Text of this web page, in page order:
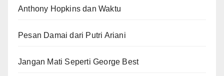
Anthony Hopkins dan Waktu
Pesan Damai dari Putri Ariani
Jangan Mati Seperti George Best